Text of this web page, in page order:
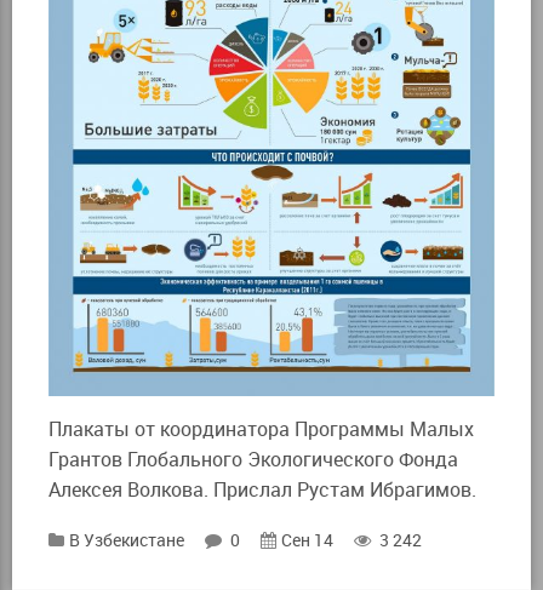
Плакаты от координатора Программы Малых
Грантов Глобального Экологического Фонда
Алексея Волкова. Прислал Рустам Ибрагимов.
В Узбекистане 0 Сен 14 3 242